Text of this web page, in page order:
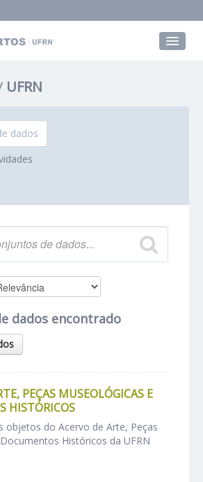
UFRN
dados
dados encontrado
PEÇAS MUSEOLÓGICAS E
HISTÓRICOS
objetos do Acervo de Arte, Peças
Históricos da UFRN